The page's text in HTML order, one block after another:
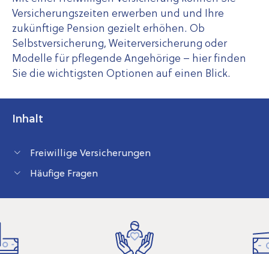
Versicherungszeiten erwerben und und Ihre
zukünftige Pension gezielt erhöhen. Ob
Selbstversicherung, Weiterversicherung oder
Modelle für pflegende Angehörige – hier finden
Sie die wichtigsten Optionen auf einen Blick.
Inhalt
Freiwillige Versicherungen
Häufige Fragen